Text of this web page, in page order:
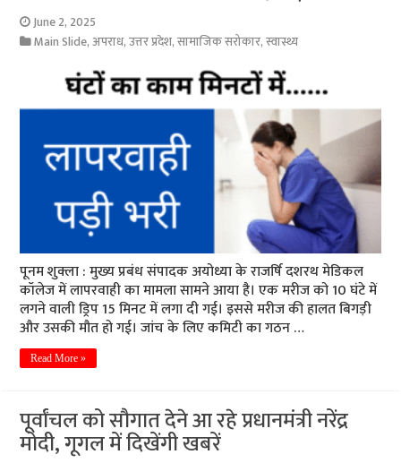
June 2, 2025
Main Slide,अपराध,उत्तर प्रदेश,सामाजिक सरोकार,स्वास्थ्य
पूनम शुक्ला : मुख्य प्रबंध संपादक अयोध्या के राजर्षि दशरथ मेडिकल
कॉलेज में लापरवाही का मामला सामने आया है। एक मरीज को 10 घंटे में
लगने वाली ड्रिप 15 मिनट में लगा दी गई। इससे मरीज की हालत बिगड़ी
और उसकी मौत हो गई। जांच के लिए कमिटी का गठन …
Read More »
पूर्वांचल को सौगात देने आ रहे प्रधानमंत्री नरेंद्र
मोदी, गूगल में दिखेंगी खबरें